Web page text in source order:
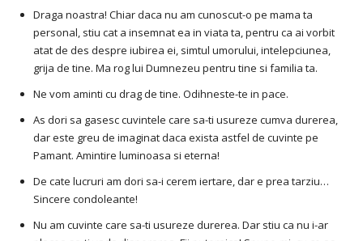
Draga noastra! Chiar daca nu am cunoscut-o pe mama ta
personal, stiu cat a insemnat ea in viata ta, pentru ca ai vorbit
atat de des despre iubirea ei, simtul umorului, intelepciunea,
grija de tine. Ma rog lui Dumnezeu pentru tine si familia ta.
Ne vom aminti cu drag de tine. Odihneste-te in pace.
As dori sa gasesc cuvintele care sa-ti usureze cumva durerea,
dar este greu de imaginat daca exista astfel de cuvinte pe
Pamant. Amintire luminoasa si eterna!
De cate lucruri am dori sa-i cerem iertare, dar e prea tarziu…
Sincere condoleante!
Nu am cuvinte care sa-ti usureze durerea. Dar stiu ca nu i-ar